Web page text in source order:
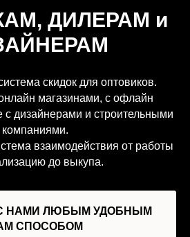
ДИЛЕРАМ и
скидок для оптовиков.
магазинами, с офлайн
с дизайнерами и строительными
компаниями.
взаимодействия от работы
до выкупа.
НАМИ ЛЮБЫМ УДОБНЫМ
СПОСОБОМ